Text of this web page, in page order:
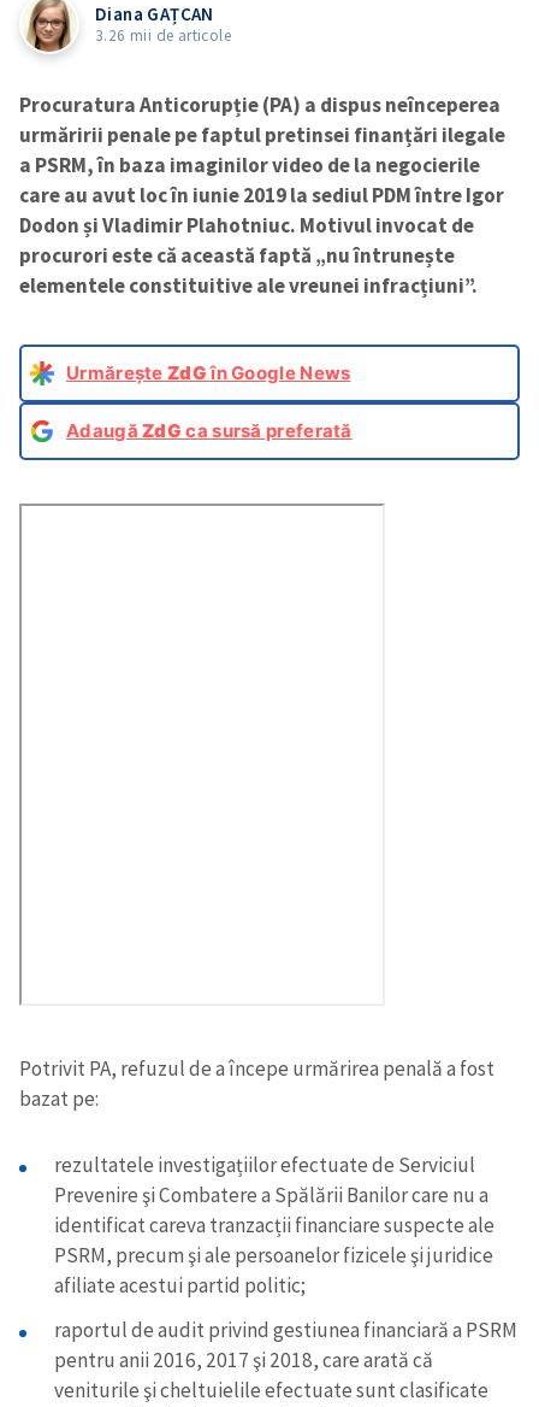
Diana GAȚCAN
3.26 mii de articole
Procuratura Anticorupție (PA) a dispus neînceperea
urmăririi penale pe faptul pretinsei finanțări ilegale
a PSRM, în baza imaginilor video de la negocierile
care au avut loc în iunie 2019 la sediul PDM între Igor
Dodon și Vladimir Plahotniuc. Motivul invocat de
procurori este că această faptă „nu întrunește
elementele constituitive ale vreunei infracțiuni”.
Urmărește ZdGîn Google News
AdaugăZdG ca sursă preferată
Potrivit PA, refuzul de a începe urmărirea penală a fost
bazat pe:
rezultatele investigațiilor efectuate de Serviciul
Prevenire şi Combatere a Spălării Banilor care nu a
identificat careva tranzacții financiare suspecte ale
PSRM, precum şi ale persoanelor fizicele şi juridice
afiliate acestui partid politic;
raportul de audit privind gestiunea financiară a PSRM
pentru anii 2016, 2017 şi 2018, care arată că
veniturile şi cheltuielile efectuate sunt clasificate